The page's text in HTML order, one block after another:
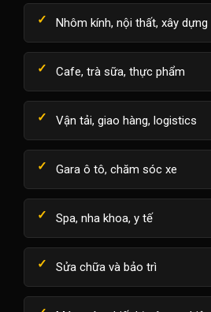
Nhôm kính, nội thất, xây dựng
Cafe, trà sữa, thực phẩm
Vận tải, giao hàng, logistics
Gara ô tô, chăm sóc xe
Spa, nha khoa, y tế
Sửa chữa và bảo trì